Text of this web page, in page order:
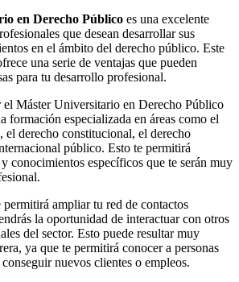
en Derecho Público es una excelente
que desean desarrollar sus
en el ámbito del derecho público. Este
una serie de ventajas que pueden
para tu desarrollo profesional.
el Máster Universitario en Derecho Público
formación especializada en áreas como el
el derecho constitucional, el derecho
público. Esto te permitirá
conocimientos específicos que te serán muy
permitirá ampliar tu red de contactos
la oportunidad de interactuar con otros
del sector. Esto puede resultar muy
ya que te permitirá conocer a personas
nuevos clientes o empleos.